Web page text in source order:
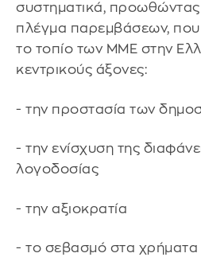
συστηματικά,
πλέγμα παρεμβάσεων, που
το τοπίο των ΜΜΕ στην
κεντρικούς άξονες:
- την προστασία των
- την ενίσχυση της
λογοδοσίας
- την αξιοκρατία
- το σεβασμό στα χρήματα